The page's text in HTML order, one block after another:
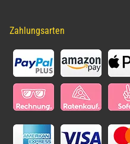
Zahlungsarten